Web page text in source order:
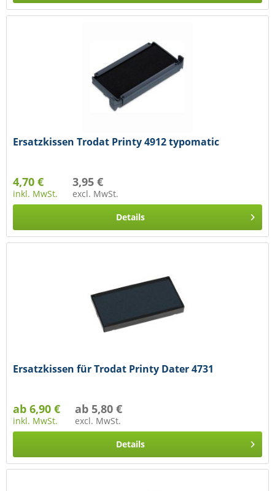
Ersatzkissen Trodat Printy 4912 typomatic
4,70 €
inkl. MwSt.
3,95 €
excl. MwSt.
Details
Ersatzkissen für Trodat Printy Dater 4731
ab 6,90 €
inkl. MwSt.
ab 5,80 €
excl. MwSt.
Details